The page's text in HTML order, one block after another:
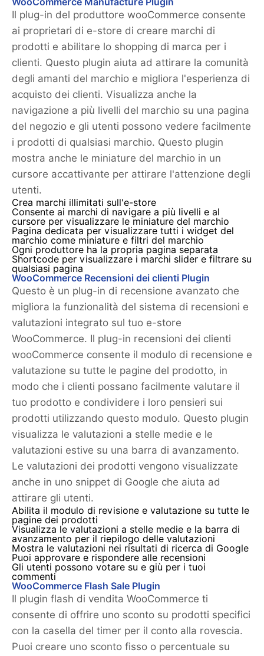
WooCommerce Manufacture Plugin
Il plug-in del produttore wooCommerce consente
ai proprietari di e-store di creare marchi di
prodotti e abilitare lo shopping di marca per i
clienti. Questo plugin aiuta ad attirare la comunità
degli amanti del marchio e migliora l'esperienza di
acquisto dei clienti. Visualizza anche la
navigazione a più livelli del marchio su una pagina
del negozio e gli utenti possono vedere facilmente
i prodotti di qualsiasi marchio. Questo plugin
mostra anche le miniature del marchio in un
cursore accattivante per attirare l'attenzione degli
utenti.
Crea marchi illimitati sull'e-store
Consente ai marchi di navigare a più livelli e al
cursore per visualizzare le miniature del marchio
Pagina dedicata per visualizzare tutti i widget del
marchio come miniature e filtri del marchio
Ogni produttore ha la propria pagina separata
Shortcode per visualizzare i marchi slider e filtrare su
qualsiasi pagina
WooCommerce Recensioni dei clienti Plugin
Questo è un plug-in di recensione avanzato che
migliora la funzionalità del sistema di recensioni e
valutazioni integrato sul tuo e-store
WooCommerce. Il plug-in recensioni dei clienti
wooCommerce consente il modulo di recensione e
valutazione su tutte le pagine del prodotto, in
modo che i clienti possano facilmente valutare il
tuo prodotto e condividere i loro pensieri sui
prodotti utilizzando questo modulo. Questo plugin
visualizza le valutazioni a stelle medie e le
valutazioni estive su una barra di avanzamento.
Le valutazioni dei prodotti vengono visualizzate
anche in uno snippet di Google che aiuta ad
attirare gli utenti.
Abilita il modulo di revisione e valutazione su tutte le
pagine dei prodotti
Visualizza le valutazioni a stelle medie e la barra di
avanzamento per il riepilogo delle valutazioni
Mostra le valutazioni nei risultati di ricerca di Google
Puoi approvare e rispondere alle recensioni
Gli utenti possono votare su e giù per i tuoi
commenti
WooCommerce Flash Sale Plugin
Il plugin flash di vendita WooCommerce ti
consente di offrire uno sconto su prodotti specifici
con la casella del timer per il conto alla rovescia.
Puoi creare uno sconto fisso o percentuale su